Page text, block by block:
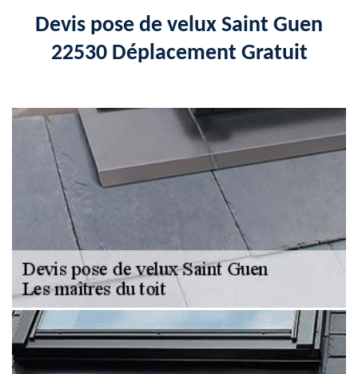
Devis pose de velux Saint Guen
22530 Déplacement Gratuit